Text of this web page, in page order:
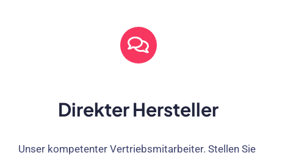
Direkter Hersteller
Unser kompetenter Vertriebsmitarbeiter. Stellen Sie